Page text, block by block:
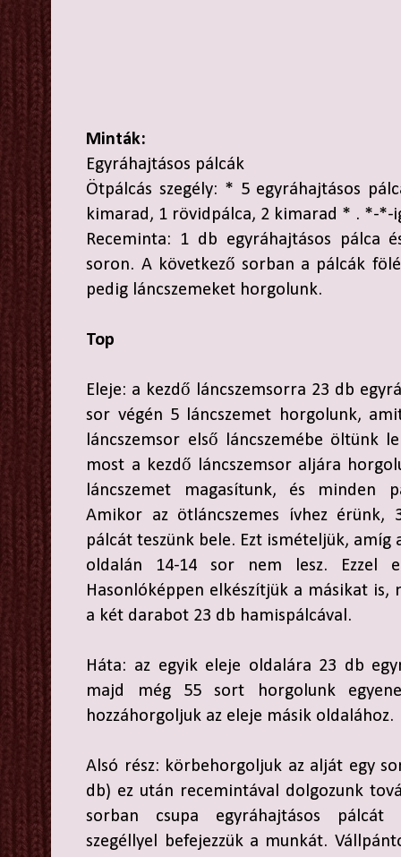
Minták:
Egyráhajtásos pálcák
Ötpálcás szegély: * 5 egyráhajtásos
kimarad, 1 rövidpálca, 2 kimarad * . *-*-
Receminta: 1 db egyráhajtásos pálca
soron. A következő sorban a pálcák
pedig láncszemeket horgolunk.
Top
Eleje: a kezdő láncszemsorra 23 db
sor végén 5 láncszemet horgolunk,
láncszemsor első láncszemébe öltünk
most a kezdő láncszemsor aljára
láncszemet magasítunk, és minden
Amikor az ötláncszemes ívhez érünk,
pálcát teszünk bele. Ezt ismételjük,
oldalán 14-14 sor nem lesz. Ezzel
Hasonlóképpen elkészítjük a másikat is,
a két darabot 23 db hamispálcával.
Háta: az egyik eleje oldalára 23 db
majd még 55 sort horgolunk
hozzáhorgoljuk az eleje másik oldalához.
Alsó rész: körbehorgoljuk az alját egy
db) ez után recemintával dolgozunk
sorban csupa egyráhajtásos pálcát
szegéllyel befejezzük a munkát.